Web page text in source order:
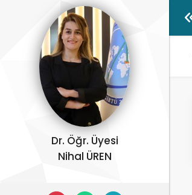
Dr. Öğr. Üyesi
Nihal ÜREN